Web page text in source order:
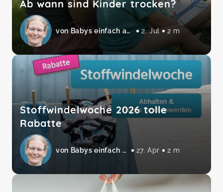
Ab wann sind Kinder trocken?
von Babys einfach abhalten 2. Jul 2 m
Stoffwindelwoche 2026 tolle
Rabatte
von Babys einfach abhalten 27. Apr 2 m